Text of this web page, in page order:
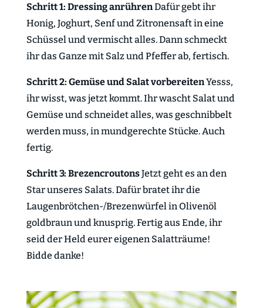
Schritt 1: Dressing anrührenDafür gebt ihr
Honig, Joghurt, Senf und Zitronensaft in eine
Schüssel und vermischt alles. Dann schmeckt
ihr das Ganze mit Salz und Pfeffer ab, fertisch.
Schritt 2: Gemüse und Salat vorbereitenYesss,
ihr wisst, was jetzt kommt. Ihr wascht Salat und
Gemüse und schneidet alles, was geschnibbelt
werden muss, in mundgerechte Stücke. Auch
fertig.
Schritt 3: BrezencroutonsJetzt geht es an den
Star unseres Salats. Dafür bratet ihr die
Laugenbrötchen-/Brezenwürfel in Olivenöl
goldbraun und knusprig. Fertig aus Ende, ihr
seid der Held eurer eigenen Salatträume!
Bidde danke!